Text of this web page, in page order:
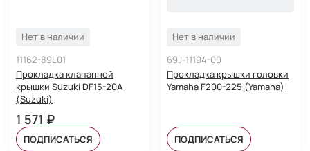
Нет в наличии
11162-89L01
Прокладка клапанной
крышки Suzuki DF15-20A
(Suzuki)
1 571 ₽
ПОДПИСАТЬСЯ
Нет в наличии
69J-11194-00
Прокладка крышки головки
Yamaha F200-225 (Yamaha)
ПОДПИСАТЬСЯ